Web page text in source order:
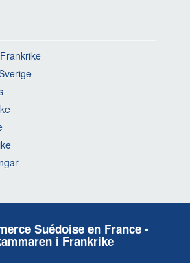
Suédoise en France •
i Frankrike